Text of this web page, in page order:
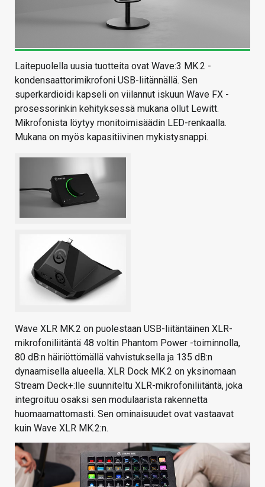
Laitepuolella uusia tuotteita ovat Wave:3 MK.2 -
kondensaattorimikrofoni USB-liitännällä. Sen
superkardioidi kapseli on viilannut iskuun Wave FX -
prosessorinkin kehityksessä mukana ollut Lewitt.
Mikrofonista löytyy monitoimisäädin LED-renkaalla.
Mukana on myös kapasitiivinen mykistysnappi.
Wave XLR MK.2 on puolestaan USB-liitäntäinen XLR-
mikrofoniliitäntä 48 voltin Phantom Power -toiminnolla,
80 dB:n häiriöttömällä vahvistuksella ja 135 dB:n
dynaamisella alueella. XLR Dock MK.2 on yksinomaan
Stream Deck+:lle suunniteltu XLR-mikrofoniliitäntä, joka
integroituu osaksi sen modulaarista rakennetta
huomaamattomasti. Sen ominaisuudet ovat vastaavat
kuin Wave XLR MK.2:n.